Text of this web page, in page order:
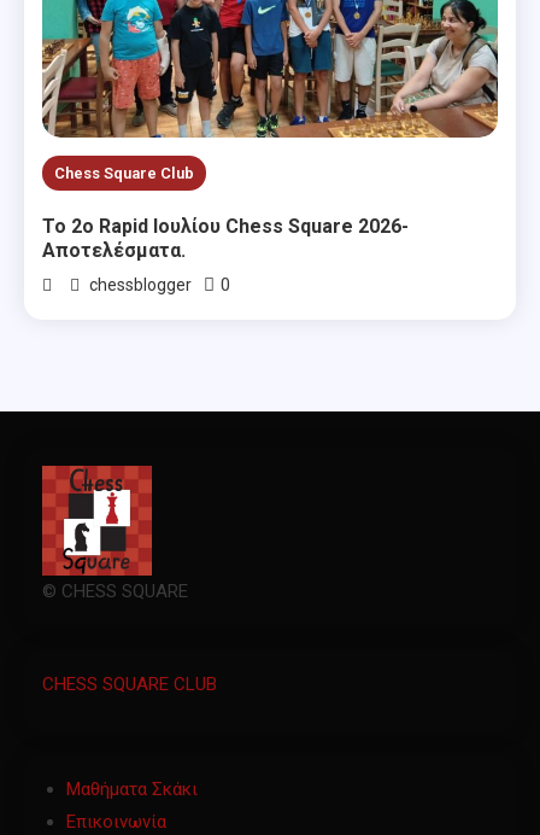
Chess Square Club
Το 2ο Rapid Ιουλίου Chess Square 2026-
Αποτελέσματα.
chessblogger 0
© CHESS SQUARE
CHESS SQUARE CLUB
Μαθήματα Σκάκι
Επικοινωνία